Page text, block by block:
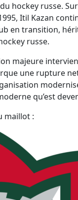
hockey russe.
Itil Kazan
en transition,
russe.
majeure
une rupture
qu’est
maillot :